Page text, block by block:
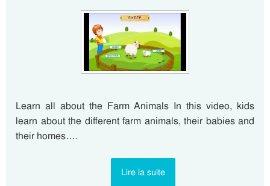
Learn all about the Farm Animals In this video, kids
learn about the different farm animals, their babies and
their homes….
Lire la suite